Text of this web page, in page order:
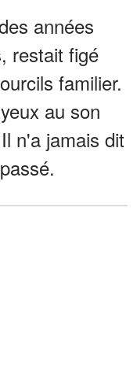
années
restait figé
familier.
au son
n'a jamais dit